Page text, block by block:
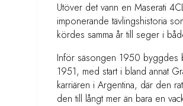
Utöver det vann en Maserati
imponerande tävlingshistoria
kördes samma år till seger i
Inför säsongen 1950 byggdes
1951, med start i bland annat
karriären i Argentina, där den
den till långt mer än bara en